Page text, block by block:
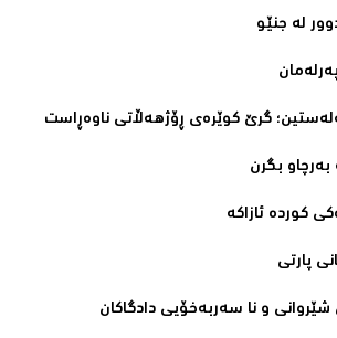
لە جنێو‌
گرێ کوێرەی ڕۆژھەڵاتی ناوەڕاست‌
بگرن‌
کوردە ئازاکە‌
پارتی‌
و نا سەربەخۆیی دادگاکان‌